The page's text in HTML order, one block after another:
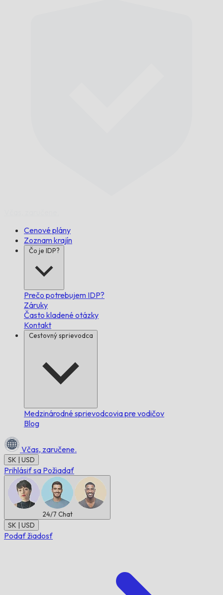
Cenové plány
Zoznam krajín
Čo je IDP?
Prečo potrebujem IDP?
Záruky
Často kladené otázky
Kontakt
Cestovný sprievodca
Medzinárodné sprievodcovia pre vodičov
Blog
Včas, zaručene.
SK | USD
Prihlásiť sa Požiadať
24/7 Chat
SK | USD
Podať žiadosť